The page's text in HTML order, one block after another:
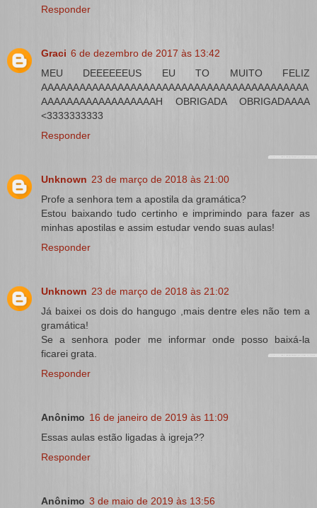
Responder
Graci 6 de dezembro de 2017 às 13:42
MEU DEEEEEEUS EU TO MUITO FELIZ
AAAAAAAAAAAAAAAAAAAAAAAAAAAAAAAAAAAAAAAAAA
AAAAAAAAAAAAAAAAAAH OBRIGADA OBRIGADAAAA
<3333333333
Responder
Unknown 23 de março de 2018 às 21:00
Profe a senhora tem a apostila da gramática?
Estou baixando tudo certinho e imprimindo para fazer as
minhas apostilas e assim estudar vendo suas aulas!
Responder
Unknown 23 de março de 2018 às 21:02
Já baixei os dois do hangugo ,mais dentre eles não tem a
gramática!
Se a senhora poder me informar onde posso baixá-la
ficarei grata.
Responder
Anônimo 16 de janeiro de 2019 às 11:09
Essas aulas estão ligadas à igreja??
Responder
Anônimo 3 de maio de 2019 às 13:56